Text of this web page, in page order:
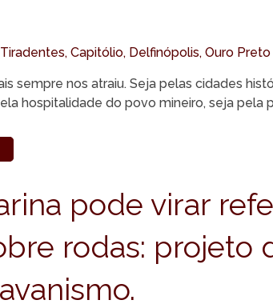
sempre nos atraiu. Seja pelas cidades
hospitalidade do povo mineiro, seja pela
pode virar
rodas: projeto